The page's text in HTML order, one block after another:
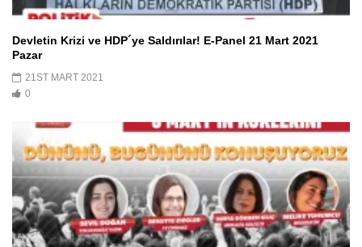
Devletin Krizi ve HDP´ye Saldırılar! E-Panel 21 Mart 2021
Pazar
21ST MART 2021
0